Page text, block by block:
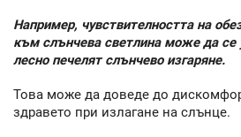
Например, чувствителността на
към слънчева светлина може да се
лесно печелят слънчево изгаряне.
Това може да доведе до
здравето при излагане на слънце.